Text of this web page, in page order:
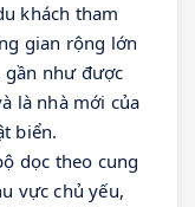
khách tham
gian rộng lớn
như được
là nhà mới của
biển.
dọc theo cung
vực chủ yếu,